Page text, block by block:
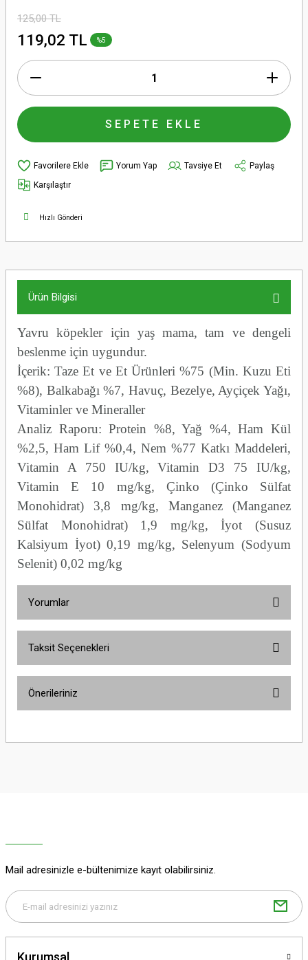
125,00 TL
119,02 TL %5
SEPETE EKLE
Yorum Yap Tavsiye Et
Paylaş
Karşılaştır
Hızlı Gönderi
Ürün Bilgisi
Yavru köpekler için yaş mama, tam ve dengeli
beslenme için uygundur.
İçerik: Taze Et ve Et Ürünleri %75 (Min. Kuzu Eti
%8), Balkabağı %7, Havuç, Bezelye, Ayçiçek Yağı,
Vitaminler ve Mineraller
Analiz Raporu: Protein %8, Yağ %4, Ham Kül
%2,5, Ham Lif %0,4, Nem %77 Katkı Maddeleri,
Vitamin A 750 IU/kg, Vitamin D3 75 IU/kg,
Vitamin E 10 mg/kg, Çinko (Çinko Sülfat
Monohidrat) 3,8 mg/kg, Manganez (Manganez
Sülfat Monohidrat) 1,9 mg/kg, İyot (Susuz
Kalsiyum İyot) 0,19 mg/kg, Selenyum (Sodyum
Selenit) 0,02 mg/kg
Yorumlar
Taksit Seçenekleri
Önerileriniz
yetersiz gördüğünüz noktaları öneri formunu kullanarak tarafımıza
Bu ürüne benzer farklı alternatifler olmalı.
Mail adresinizle e-bültenimize kayıt olabilirsiniz.
Kurumsal